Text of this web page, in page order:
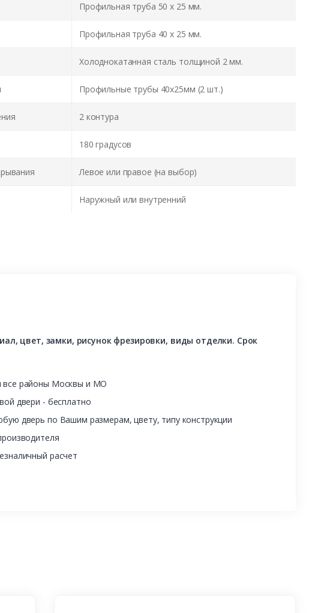
Профильная труба 50 х 25 мм.
Профильная труба 40 х 25 мм.
Холоднокатанная сталь толщиной 2 мм.
Профильные трубы 40х25мм (2 шт.)
2 контура
180 градусов
Левое или правое (на выбор)
Наружный или внутренний
цвет, замки, рисунок фрезировки, виды отделки. Срок
все районы Москвы и МО
двери - бесплатно
дверь по Вашим размерам, цвету, типу конструкции
расчет